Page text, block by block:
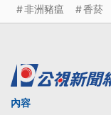
非洲豬瘟
香菸
內容